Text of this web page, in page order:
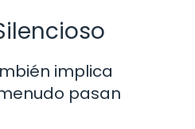
implica
pasan